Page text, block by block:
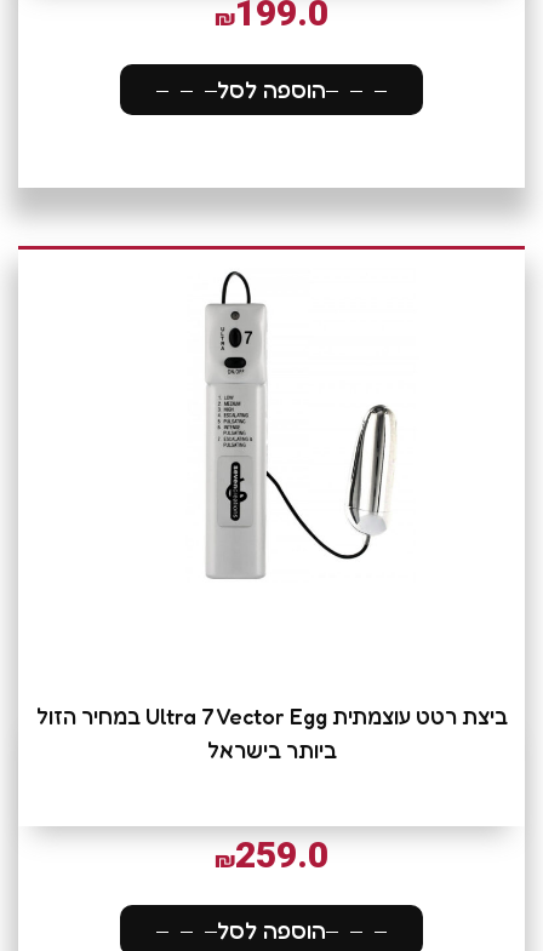
₪199.0
הוספה לסל
ביצת רטט עוצמתית Ultra 7 Vector Egg במחיר הזול
ביותר בישראל
₪259.0
הוספה לסל